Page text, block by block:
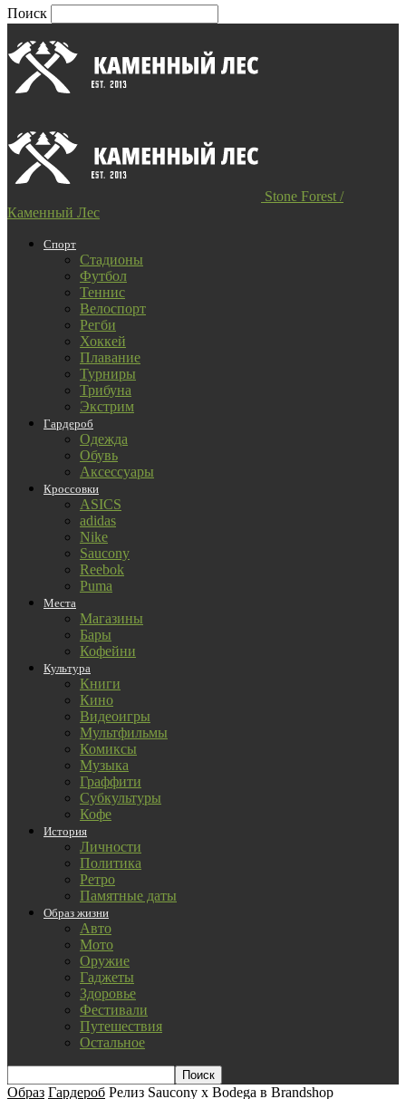
Поиск
Stone Forest /
Каменный Лес
Спорт
Стадионы
Футбол
Теннис
Велоспорт
Регби
Хоккей
Плавание
Турниры
Трибуна
Экстрим
Гардероб
Одежда
Обувь
Аксессуары
Кроссовки
ASICS
adidas
Nike
Saucony
Reebok
Puma
Места
Магазины
Бары
Кофейни
Культура
Книги
Кино
Видеоигры
Мультфильмы
Комиксы
Музыка
Граффити
Субкультуры
Кофе
История
Личности
Политика
Ретро
Памятные даты
Образ жизни
Авто
Мото
Оружие
Гаджеты
Здоровье
Фестивали
Путешествия
Остальное
Образ Гардероб Релиз Saucony x Bodega в Brandshop